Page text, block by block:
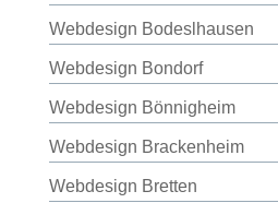
Webdesign Bodeslhausen
Webdesign Bondorf
Webdesign Bönnigheim
Webdesign Brackenheim
Webdesign Bretten